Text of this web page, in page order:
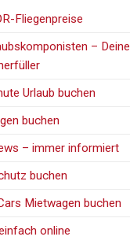
Fliegenpreise
– Deine
Urlaub buchen
buchen
– immer informiert
buchen
Mietwagen buchen
online